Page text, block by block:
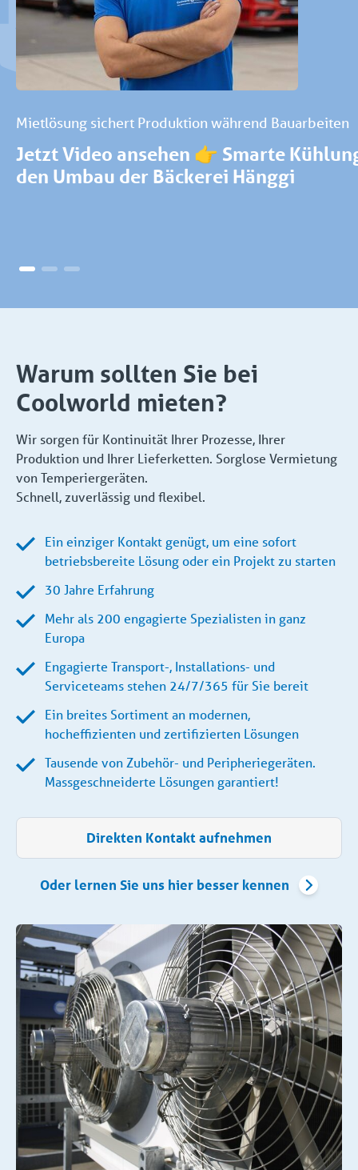
Mietlösung sichert Produktion während Bauarbeiten
Jetzt Video ansehen 👉 Smarte
den Umbau der Bäckerei Hänggi
Warum sollten Sie bei
Coolworld mieten?
Wir sorgen für Kontinuität Ihrer Prozesse, Ihrer
Produktion und Ihrer Lieferketten. Sorglose Vermietung
von Temperiergeräten.
Schnell, zuverlässig und flexibel.
Ein einziger Kontakt genügt, um eine sofort
betriebsbereite Lösung oder ein Projekt zu starten
30 Jahre Erfahrung
Mehr als 200 engagierte Spezialisten in ganz
Europa
Engagierte Transport-, Installations- und
Serviceteams stehen 24/7/365 für Sie bereit
Ein breites Sortiment an modernen,
hocheffizienten und zertifizierten Lösungen
Tausende von Zubehör- und Peripheriegeräten.
Massgeschneiderte Lösungen garantiert!
Direkten Kontakt aufnehmen
Oder lernen Sie uns hier besser kennen